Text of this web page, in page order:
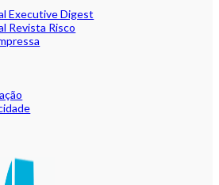
Executive Digest
Revista Risco